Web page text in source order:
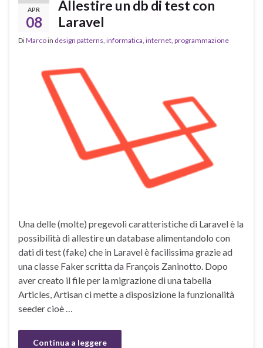
APR
08
Allestire un db di test con
Laravel
DiMarcoin design patterns, informatica, internet, programmazione
Una delle (molte) pregevoli caratteristiche di Laravel è la
possibilità di allestire un database alimentandolo con
dati di test (fake) che in Laravel è facilissima grazie ad
una classe Faker scritta da François Zaninotto. Dopo
aver creato il file per la migrazione di una tabella
Articles, Artisan ci mette a disposizione la funzionalità
seeder cioè …
Continua a leggere